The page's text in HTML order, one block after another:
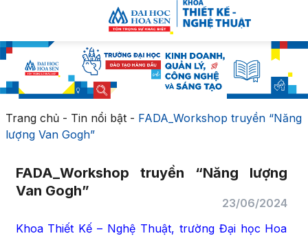
Trang chủ- Tin nổi bật- FADA_Workshop truyền “Năng
lượng Van Gogh”
FADA_Workshop truyền “Năng lượng
Van Gogh”
23/06/2024
Khoa Thiết Kế – Nghệ Thuật, trường Đại học Hoa